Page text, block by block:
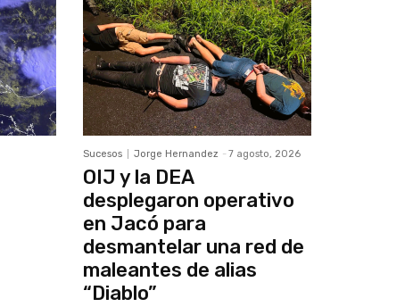
Sucesos Jorge Hernandez - 7 agosto, 2026
OIJ y la DEA
desplegaron operativo
en Jacó para
desmantelar una red de
maleantes de alias
“Diablo”